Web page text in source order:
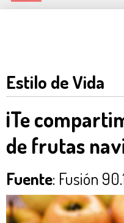
Estilo de Vida
¡Te
de frutas
Fuente: Fusión